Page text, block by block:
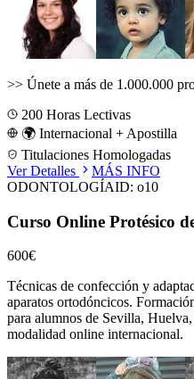
>> Únete a más de 1.000.000
200 Horas Lectivas
🌍 Internacional + Apostilla
Titulaciones Homologadas
Ver Detalles
MÁS INFO
ODONTOLOGÍAID: o10
Curso Online Protésico
600€
Técnicas de confección y
aparatos ortodóncicos.
para alumnos de Sevilla,
modalidad online internacional.